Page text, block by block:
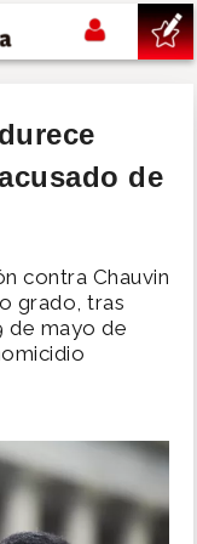
de
contra Chauvin
grado, tras
de mayo de